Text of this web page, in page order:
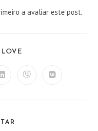
a avaliar este post.
Abre Abre Abre